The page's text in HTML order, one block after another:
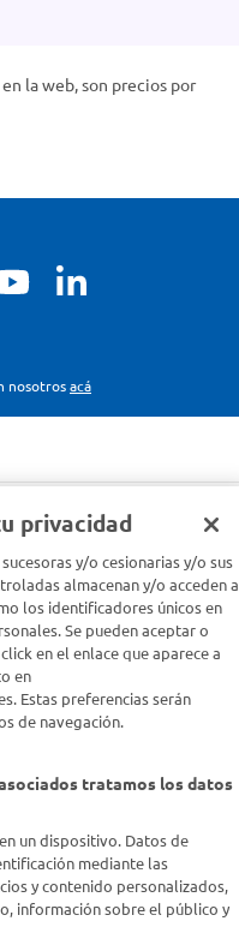
la web, son precios por
nosotros acá
y promociones antes
ENVIAR
privacidad
y/o cesionarias y/o sus
almacenan y/o acceden a
los identificadores únicos en
Se pueden aceptar o
en el enlace que aparece a
en
Estas preferencias serán
de navegación.
tratamos los datos
un dispositivo. Datos de
mediante las
y contenido personalizados,
información sobre el público y